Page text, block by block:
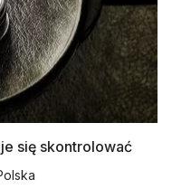
się skontrolować